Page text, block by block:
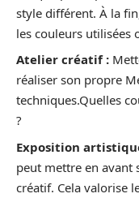
style différent. À la
les couleurs utilisées
Atelier créatif :
réaliser son propre
techniques.Quelles
?
Exposition
peut mettre en avant
créatif. Cela valorise